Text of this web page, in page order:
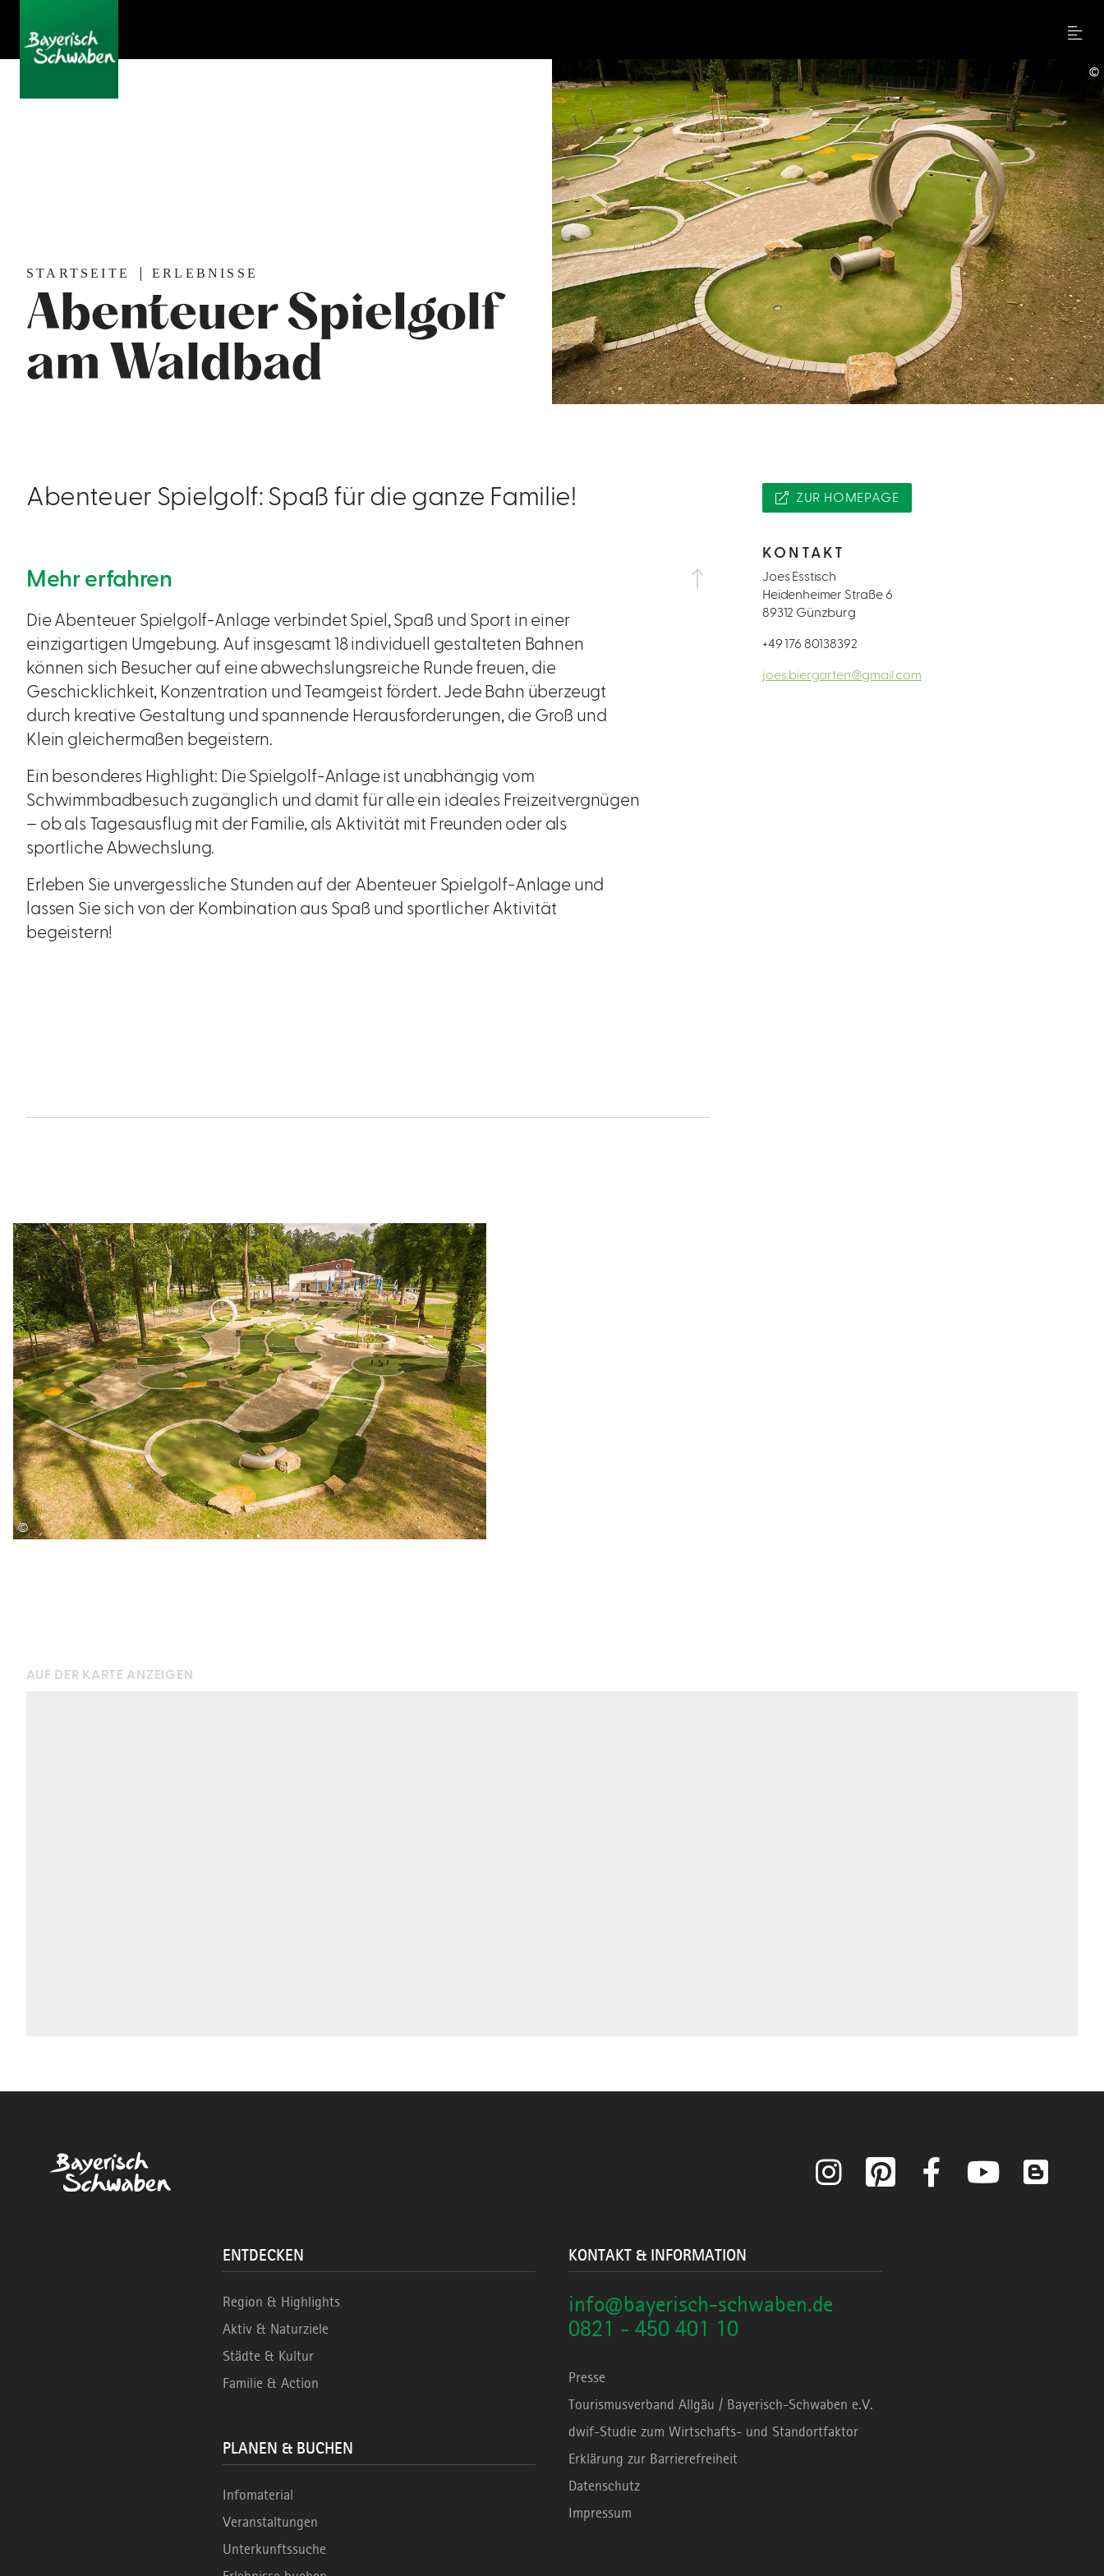
Menu
STARTSEITE ERLEBNISSE
Abenteuer Spielgolf
am Waldbad
©
Abenteuer Spielgolf: Spaß für die ganze Familie!
Mehr erfahren
Die Abenteuer Spielgolf-Anlage verbindet Spiel, Spaß und Sport in einer
einzigartigen Umgebung. Auf insgesamt 18 individuell gestalteten Bahnen
können sich Besucher auf eine abwechslungsreiche Runde freuen, die
Geschicklichkeit, Konzentration und Teamgeist fördert. Jede Bahn überzeugt
durch kreative Gestaltung und spannende Herausforderungen, die Groß und
Klein gleichermaßen begeistern.
Ein besonderes Highlight: Die Spielgolf-Anlage ist unabhängig vom
Schwimmbadbesuch zugänglich und damit für alle ein ideales Freizeitvergnügen
– ob als Tagesausflug mit der Familie, als Aktivität mit Freunden oder als
sportliche Abwechslung.
Erleben Sie unvergessliche Stunden auf der Abenteuer Spielgolf-Anlage und
lassen Sie sich von der Kombination aus Spaß und sportlicher Aktivität
begeistern!
ZUR HOMEPAGE
KONTAKT
Joes Esstisch
Heidenheimer Straße 6
89312 Günzburg
+49 176 80138392
joes.biergarten@gmail.com
©
AUF DER KARTE ANZEIGEN
Instagram Pinterest Facebook YouTube
ENTDECKEN
Region & Highlights
Aktiv & Naturziele
Städte & Kultur
Familie & Action
PLANEN & BUCHEN
Infomaterial
Veranstaltungen
Unterkunftssuche
KONTAKT & INFORMATION
info@bayerisch-schwaben.de
0821 - 450 401 10
Presse
Tourismusverband Allgäu / Bayerisch-Schwaben e.V.
dwif-Studie zum Wirtschafts- und Standortfaktor
Erklärung zur Barrierefreiheit
Datenschutz
Impressum